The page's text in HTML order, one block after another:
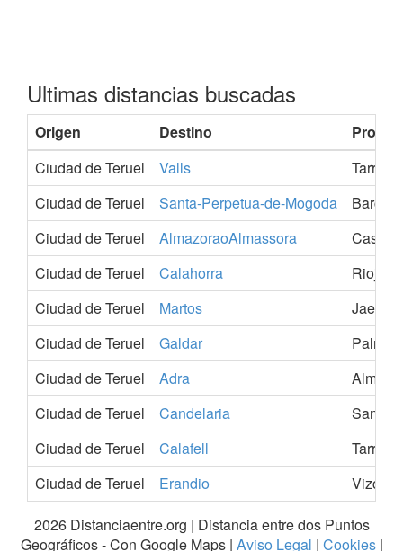
Ultimas distancias buscadas
Origen Destino
Ciudad de Teruel
Valls
Ciudad de Teruel
Santa-Perpetua-de-Mogoda
Ciudad de Teruel
AlmazoraoAlmassora
Ciudad de Teruel
Calahorra
Rioja-
Ciudad de Teruel
Martos
Jaen
Ciudad de Teruel
Galdar
Ciudad de Teruel
Adra
Almeria
Ciudad de Teruel
Candelaria
Santa-
Ciudad de Teruel
Calafell
Ciudad de Teruel
Erandio
Vizcaya
2026 Distanciaentre.org | Distancia entre dos Puntos
Geográficos - Con Google Maps | Aviso Legal | Cookies|